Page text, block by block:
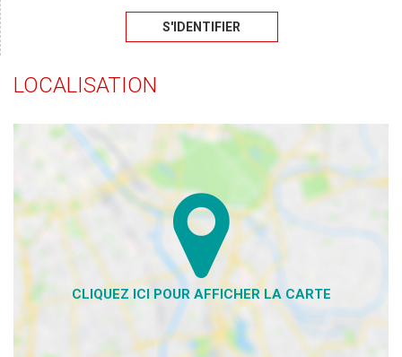
S'IDENTIFIER
LOCALISATION